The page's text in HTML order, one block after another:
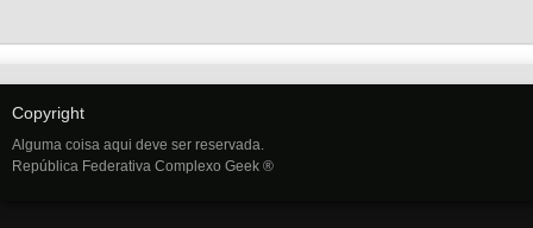
Copyright
Alguma coisa aqui deve ser reservada.
República Federativa Complexo Geek ®